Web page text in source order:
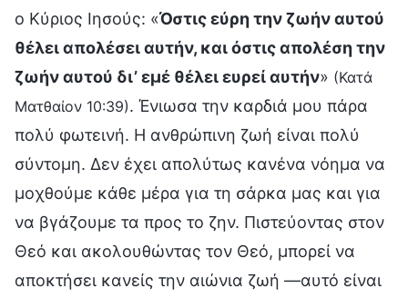
ο Κύριος Ιησούς: «Όστις εύρη την ζωήν αυτού
θέλει απολέσει αυτήν, και όστις απολέση την
ζωήν αυτού δι’ εμέ θέλει ευρεί αυτήν» (Κατά
Ματθαίον 10:39). Ένιωσα την καρδιά μου πάρα
πολύ φωτεινή. Η ανθρώπινη ζωή είναι πολύ
σύντομη. Δεν έχει απολύτως κανένα νόημα να
μοχθούμε κάθε μέρα για τη σάρκα μας και για
να βγάζουμε τα προς το ζην. Πιστεύοντας στον
Θεό και ακολουθώντας τον Θεό, μπορεί να
αποκτήσει κανείς την αιώνια ζωή —αυτό είναι